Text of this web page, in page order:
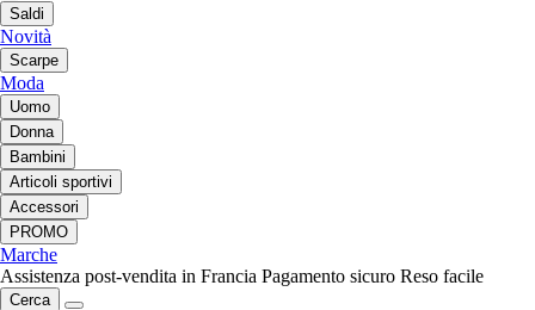
Saldi
Novità
Scarpe
Moda
Uomo
Donna
Bambini
Articoli sportivi
Accessori
PROMO
Marche
Assistenza post-vendita in Francia Pagamento sicuro Reso facile
Cerca